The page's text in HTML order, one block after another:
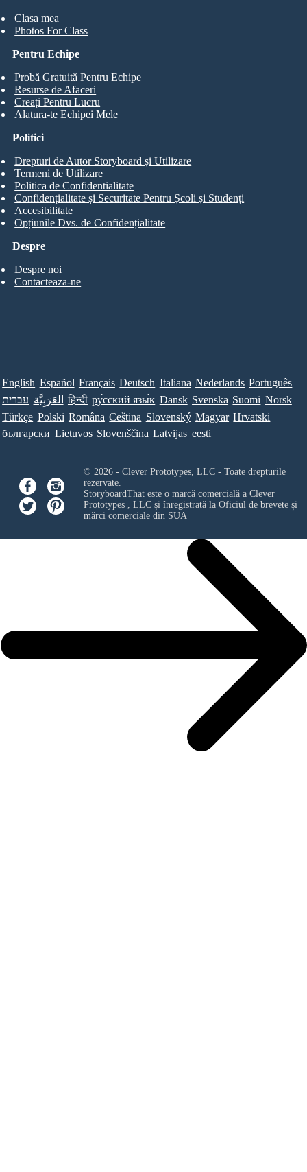
Clasa mea
Photos For Class
Pentru Echipe
Probă Gratuită Pentru Echipe
Resurse de Afaceri
Creați Pentru Lucru
Alatura-te Echipei Mele
Despre
Despre noi
Contacteaza-ne
Politici
Drepturi de Autor Storyboard și Utilizare
Termeni de Utilizare
Politica de Confidentialitate
Confidențialitate și Securitate Pentru Școli și Studenți
Accesibilitate
Opțiunile Dvs. de Confidențialitate
English Español Français Deutsch Italiana Nederlands Português
עברית العَرَبِيَّة हिन्दी ру́сский язы́к Dansk Svenska Suomi Norsk
Türkçe Polski Româna Ceština Slovenský Magyar Hrvatski
български Lietuvos Slovenščina Latvijas eesti
© 2026 - Clever Prototypes, LLC - Toate drepturile
rezervate.
StoryboardThat este o marcă comercială a Clever
Prototypes , LLCși înregistrată la Oficiul de brevete și
mărci comerciale din SUA